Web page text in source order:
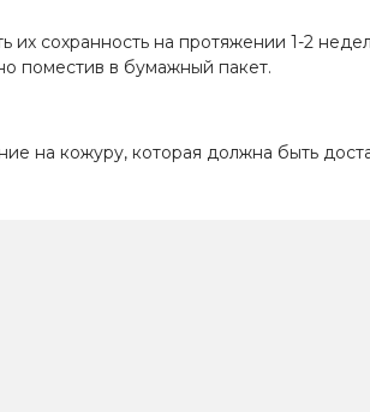
сохранность на протяжении 1-2
поместив в бумажный пакет.
на кожуру, которая должна быть